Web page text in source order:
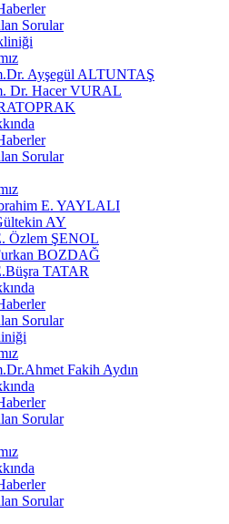
Sorular
Ayşegül ALTUNTAŞ
Dr. Hacer VURAL
Sorular
E. YAYLALI
AY
Özlem ŞENOL
BOZDAĞ
TATAR
Sorular
Fakih Aydın
Sorular
Sorular